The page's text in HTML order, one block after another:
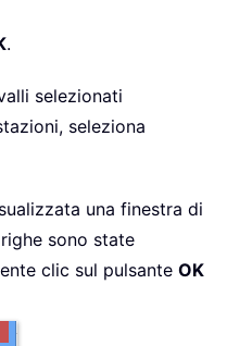
.
selezionati
seleziona
una finestra di
sono state
clic sul pulsante OK